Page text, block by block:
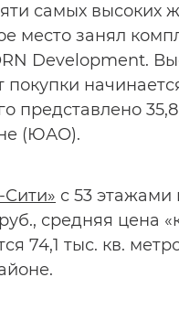
самых высоких
место занял
Development.
представлено
(ЮАО).
Сити» с 53 этажами
средняя цена
74,1 тыс. кв.